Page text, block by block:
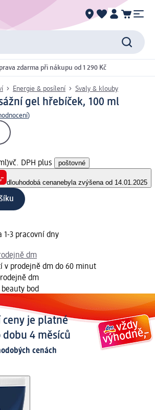
zdarma při nákupu od 1 290 Kč
Energie & posílení Svaly & klouby
gel hřebíček, 100 ml
)
vč. DPH plus poštovné
dlouhodobá cenanebyla zvýšena od 14.01.2025
1-3 pracovní dny
dm
v prodejně dm do 60 minut
dm
beauty bod
ceny je platné
4 měsíců
cenách